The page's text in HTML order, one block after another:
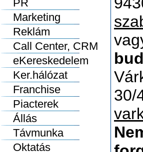
PR
Marketing
Reklám
Call Center, CRM
eKereskedelem
Ker.hálózat
Franchise
Piacterek
Állás
Távmunka
Oktatás
30/